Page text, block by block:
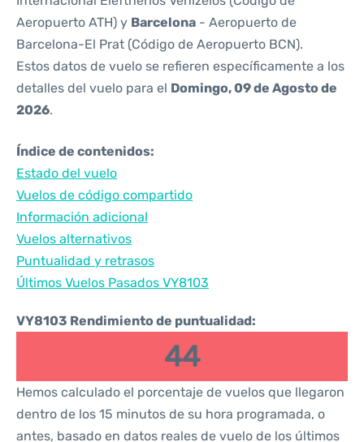
Aeropuerto ATH) y Barcelona - Aeropuerto de
Barcelona-El Prat (Código de Aeropuerto BCN).
Estos datos de vuelo se refieren específicamente a los
detalles del vuelo para el Domingo, 09 de Agosto de
2026.
Índice de contenidos:
Estado del vuelo
Vuelos de código compartido
Información adicional
Vuelos alternativos
Puntualidad y retrasos
Últimos Vuelos Pasados VY8103
VY8103 Rendimiento de puntualidad:
44
Hemos calculado el porcentaje de vuelos que llegaron
dentro de los 15 minutos de su hora programada, o
antes, basado en datos reales de vuelo de los últimos